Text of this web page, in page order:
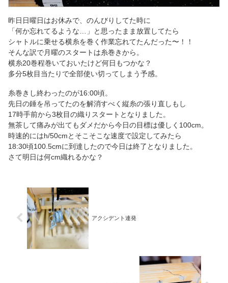
昨日日曜日はお休みで、のんびりしてた時に
「何か忘れてるような…」と思ったまま放置してたら
シャトルに乗せる横糸を巻く作業忘れてたんだった〜！！
そんな訳で月曜のスタートは糸巻きから。
横糸20巻程巻いておいたけど何日もつかな？
多分5枚目当たりで全部使い切ってしまう予感。
糸巻きし終わったのが16:00頃。
先日の錘を吊ってたのを解消すべく縦糸の張り直しもし
17時手前から3枚目の織りスタートとなりました。
無茶して痛みが出てもダメだから今日の目標は優しく100cm。
時速的にはh/50cmとそこそこな速度で設定してみたら
18:30頃100.5cmに到達したので今日は終了となりました。
さて明日は何cm織れるかな？
アクシデント連発